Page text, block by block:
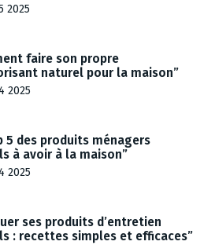
2025
faire son propre
naturel pour la maison”
2025
5 des produits ménagers
à avoir à la maison”
2025
ses produits d’entretien
: recettes simples et efficaces”